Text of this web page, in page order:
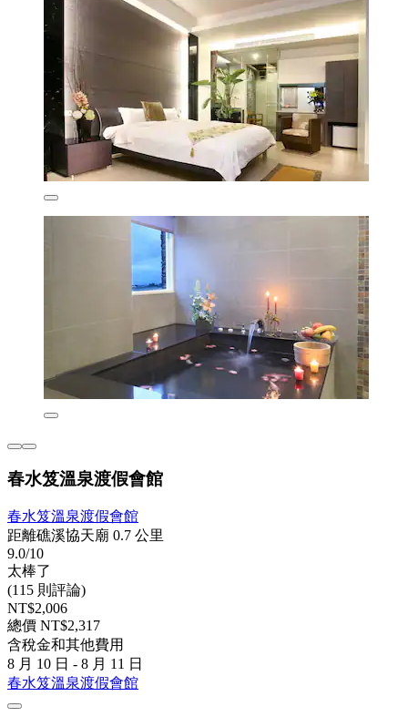
春水笈溫泉渡假會館
春水笈溫泉渡假會館
距離礁溪協天廟 0.7 公里
9.0/10
太棒了
(115 則評論)
NT$2,006
總價 NT$2,317
含稅金和其他費用
8 月 10 日 - 8 月 11 日
春水笈溫泉渡假會館